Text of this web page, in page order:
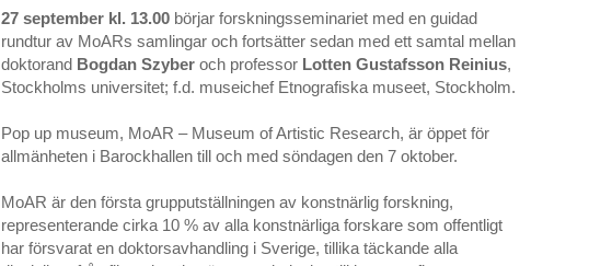
27 september kl. 13.00 börjar forskningsseminariet med en guidad
rundtur av MoARs samlingar och fortsätter sedan med ett samtal mellan
doktorand Bogdan Szyber och professor Lotten Gustafsson Reinius,
Stockholms universitet; f.d. museichef Etnografiska museet, Stockholm.
Pop up museum, MoAR – Museum of Artistic Research, är öppet för
allmänheten i Barockhallen till och med söndagen den 7 oktober.
MoAR är den första grupputställningen av konstnärlig forskning,
representerande cirka 10 % av alla konstnärliga forskare som offentligt
har försvarat en doktorsavhandling i Sverige, tillika täckande alla